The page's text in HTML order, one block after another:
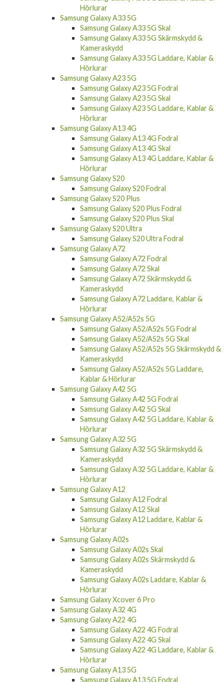
Hörlurar
Samsung Galaxy A33 5G
Samsung Galaxy A33 5G Skal
Samsung Galaxy A33 5G Skärmskydd &
Kameraskydd
Samsung Galaxy A33 5G Laddare, Kablar &
Hörlurar
Samsung Galaxy A23 5G
Samsung Galaxy A23 5G Fodral
Samsung Galaxy A23 5G Skal
Samsung Galaxy A23 5G Laddare, Kablar &
Hörlurar
Samsung Galaxy A13 4G
Samsung Galaxy A13 4G Fodral
Samsung Galaxy A13 4G Skal
Samsung Galaxy A13 4G Laddare, Kablar &
Hörlurar
Samsung Galaxy S20
Samsung Galaxy S20 Fodral
Samsung Galaxy S20 Plus
Samsung Galaxy S20 Plus Fodral
Samsung Galaxy S20 Plus Skal
Samsung Galaxy S20 Ultra
Samsung Galaxy S20 Ultra Fodral
Samsung Galaxy A72
Samsung Galaxy A72 Fodral
Samsung Galaxy A72 Skal
Samsung Galaxy A72 Skärmskydd &
Kameraskydd
Samsung Galaxy A72 Laddare, Kablar &
Hörlurar
Samsung Galaxy A52/A52s 5G
Samsung Galaxy A52/A52s 5G Fodral
Samsung Galaxy A52/A52s 5G Skal
Samsung Galaxy A52/A52s 5G Skärmskydd &
Kameraskydd
Samsung Galaxy A52/A52s 5G Laddare,
Kablar & Hörlurar
Samsung Galaxy A42 5G
Samsung Galaxy A42 5G Fodral
Samsung Galaxy A42 5G Skal
Samsung Galaxy A42 5G Laddare, Kablar &
Hörlurar
Samsung Galaxy A32 5G
Samsung Galaxy A32 5G Skärmskydd &
Kameraskydd
Samsung Galaxy A32 5G Laddare, Kablar &
Hörlurar
Samsung Galaxy A12
Samsung Galaxy A12 Fodral
Samsung Galaxy A12 Skal
Samsung Galaxy A12 Laddare, Kablar &
Hörlurar
Samsung Galaxy A02s
Samsung Galaxy A02s Skal
Samsung Galaxy A02s Skärmskydd &
Kameraskydd
Samsung Galaxy A02s Laddare, Kablar &
Hörlurar
Samsung Galaxy Xcover 6 Pro
Samsung Galaxy A32 4G
Samsung Galaxy A22 4G
Samsung Galaxy A22 4G Fodral
Samsung Galaxy A22 4G Skal
Samsung Galaxy A22 4G Laddare, Kablar &
Hörlurar
Samsung Galaxy A13 5G
Samsung Galaxy A13 5G Fodral